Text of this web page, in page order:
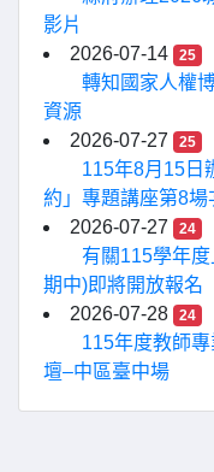
影片
2026-07-14
25
轉知國家人權
資源
2026-07-27
25
115年8月15日
約」專題講座第8場
2026-07-27
24
有關115學年
期中)即將開放報名
2026-07-28
24
115年度教師
壇–中區臺中場